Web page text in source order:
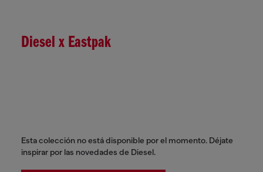
Diesel x Eastpak
Esta colección no está disponible por el momento. Déjate
inspirar por las novedades de Diesel.